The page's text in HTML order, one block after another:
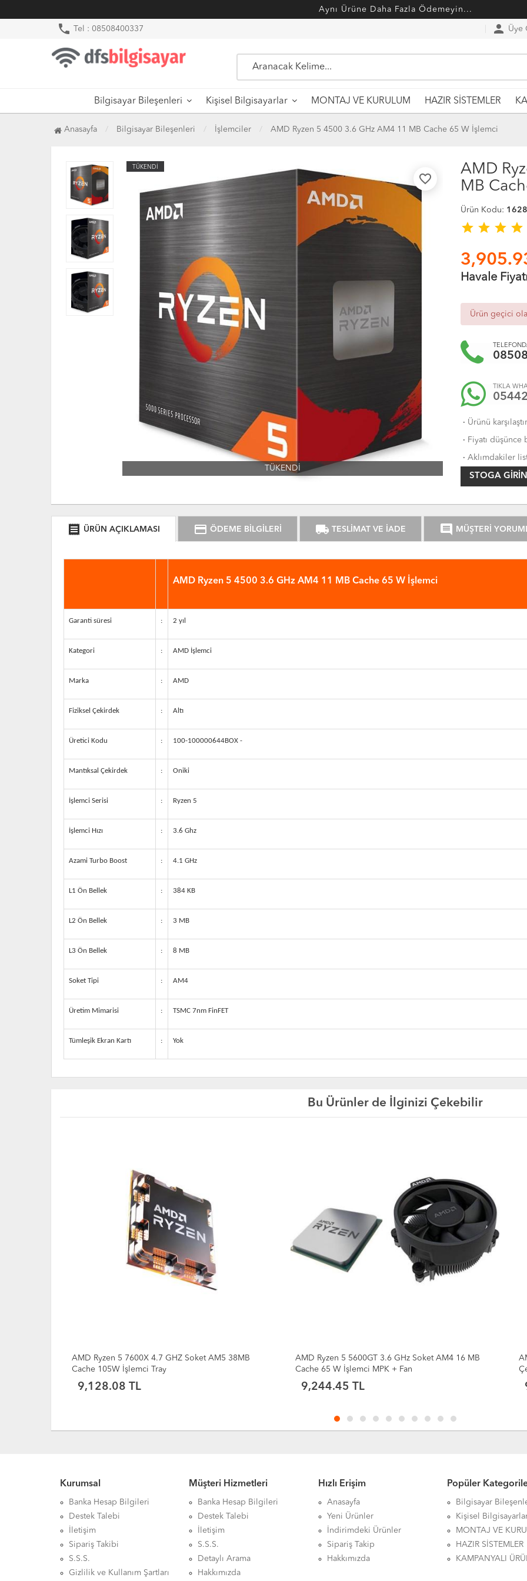
Aynı Ürüne Daha Fazla Ödemeyin...
phone Tel : 08508400337 person Üye
Bilgisayar Bileşenleri Kişisel Bilgisayarlar MONTAJ VE KURULUM HAZIR SİSTEMLER
Anasayfa Bilgisayar Bileşenleri İşlemciler AMD Ryzen 5 4500 3.6 GHz AM4 11 MB Cache 65 W İşlemci
TÜKENDİ
favorite_border
TÜKENDİ
AMD
MB
Ürün Kodu:
star star star star
Havale
Ürün geçici
TIKLA
· Ürünü
· Fiyatı düşünce
· Aklımdakiler
STOGA
receipt ÜRÜN AÇIKLAMASI credit_card ÖDEME BİLGİLERİ local_shipping TESLİMAT VE İADE comment MÜŞTERİ
AMD Ryzen 5 4500 3.6 GHz AM4 11 MB Cache 65 W İşlemci
Garanti süresi : 2 yıl
Kategori : AMD İşlemci
Marka : AMD
Fiziksel Çekirdek : Altı
Üretici Kodu : 100-100000644BOX -
Mantıksal Çekirdek : Oniki
İşlemci Serisi : Ryzen 5
İşlemci Hızı : 3.6 Ghz
Azami Turbo Boost : 4.1 GHz
L1 Ön Bellek : 384 KB
L2 Ön Bellek : 3 MB
L3 Ön Bellek : 8 MB
Soket Tipi : AM4
Üretim Mimarisi : TSMC 7nm FinFET
Tümleşik Ekran Kartı : Yok
Bu Ürünler de İlginizi Çekebilir
AMD Ryzen 5 5600GT 3.6 GHz Soket AM4 16 MB
Cache 65 W İşlemci MPK + Fan
9,244.45 TL
AMD Ryzen 5 5600GT 3.6GHz (Max 4.6GHz) 6
Çekirdek 16MB Önbellek Soket AM4 TRAY İşlemci
9,011.70 TL
Kurumsal
Banka Hesap Bilgileri
Destek Talebi
İletişim
Sipariş Takibi
S.S.S.
Gizlilik ve Kullanım Şartları
Müşteri Hizmetleri
Banka Hesap Bilgileri
Destek Talebi
İletişim
S.S.S.
Detaylı Arama
Hakkımızda
Hızlı Erişim
Anasayfa
Yeni Ürünler
İndirimdeki Ürünler
Sipariş Takip
Hakkımızda
Popüler
Bilgisayar
Kişisel
MONTAJ VE
HAZIR SİSTEMLER
KAMPANYALI